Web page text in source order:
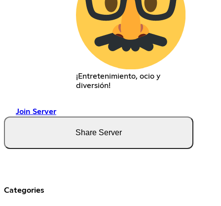
¡Entretenimiento, ocio y
diversión!
Join Server
Share Server
Categories